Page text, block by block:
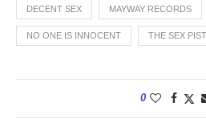
DECENT SEX MAYWAY RECORDS
NO ONE IS INNOCENT THE SEX
0